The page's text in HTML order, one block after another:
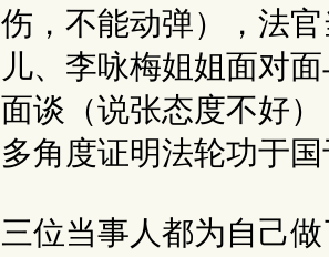
伤，不能动弹），法
儿、李咏梅姐姐面对
面谈（说张态度不好
多角度证明法轮功于
三位当事人都为自己